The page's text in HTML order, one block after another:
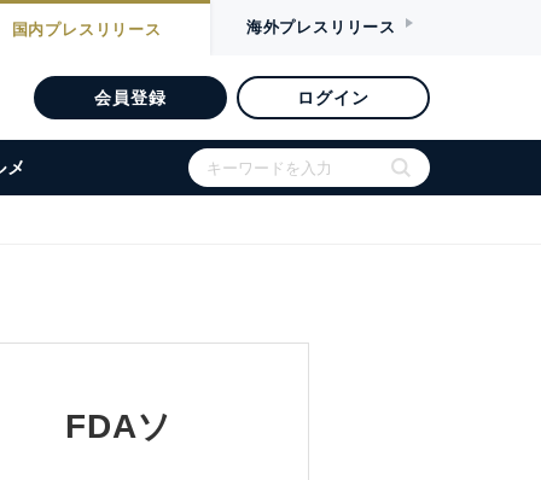
国内プレスリリース 海外プレスリリース
会員登録 ログイン
メ
FDAソ